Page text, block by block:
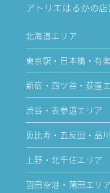
アトリエはるかの
北海道エリア
東京駅・日本橋・有
新宿・四ツ谷・荻窪
渋谷・表参道エリア
恵比寿・五反田・品
上野・北千住エリア
羽田空港・蒲田エリア